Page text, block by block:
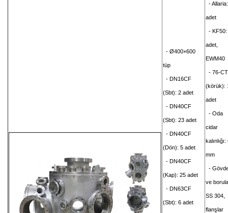
- Ø400×600
tüp
- DN16CF
(Sbt): 2 adet
- DN40CF
(Sbt): 23 adet
- DN40CF
(Dön): 5 adet
- DN40CF
(Kap): 25 adet
- DN63CF
(Sbt): 6 adet
-
adet
- KF50:
adet,
EWM40
- 76-CT
(körük):
adet
- Oda
cidar
kalınlığı:
mm
-
ve
SS 304,
flanşlar